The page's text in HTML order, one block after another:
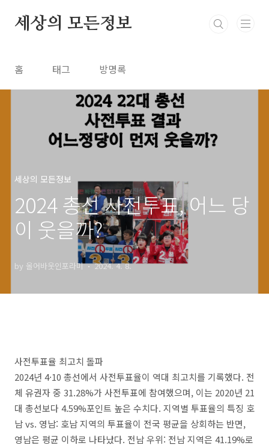
세상의 모든정보
홈 태그 방명록
세상의 모든정보
2024 총선 사전투표, 어느 당
이 웃을까?
by 올어바웃인포라미 2024. 4. 8.
사전투표율 최고치 돌파
2024년 4·10 총선에서 사전투표율이 역대 최고치를 기록했다. 전
체 유권자 중 31.28%가 사전투표에 참여했으며, 이는 2020년 21
대 총선보다 4.59%포인트 높은 수치다. 지역별 투표율의 특징 호
남 vs. 영남: 호남 지역의 투표율이 전국 평균을 상회하는 반면,
영남은 평균 이하로 나타났다. 전남 우위: 전남 지역은 41.19%로